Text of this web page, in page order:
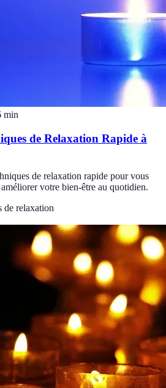
min
de Relaxation Rapide à
de relaxation rapide pour vous
votre bien-être au quotidien.
de relaxation